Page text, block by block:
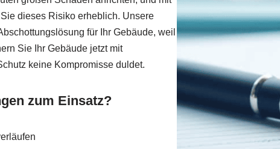
dieses Risiko erheblich. Unsere
für Ihr Gebäude, weil
Sie Ihr Gebäude jetzt mit
keine Kompromisse duldet.
zum Einsatz?